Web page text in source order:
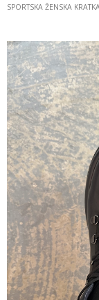
SPORTSKA ŽENSKA